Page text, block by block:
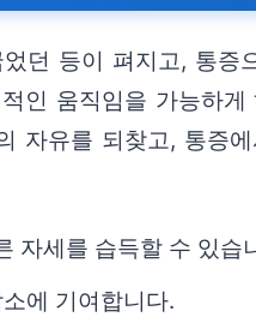
던 등이 펴지고, 통증
인 움직임을 가능하게
자유를 되찾고, 통증
자세를 습득할 수 있습
에 기여합니다.